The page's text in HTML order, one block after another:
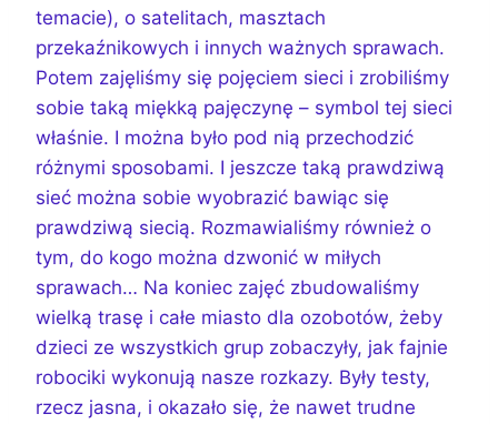
temacie), o satelitach, masztach
przekaźnikowych i innych ważnych sprawach.
Potem zajęliśmy się pojęciem sieci i zrobiliśmy
sobie taką miękką pajęczynę – symbol tej sieci
właśnie. I można było pod nią przechodzić
różnymi sposobami. I jeszcze taką prawdziwą
sieć można sobie wyobrazić bawiąc się
prawdziwą siecią. Rozmawialiśmy również o
tym, do kogo można dzwonić w miłych
sprawach… Na koniec zajęć zbudowaliśmy
wielką trasę i całe miasto dla ozobotów, żeby
dzieci ze wszystkich grup zobaczyły, jak fajnie
robociki wykonują nasze rozkazy. Były testy,
rzecz jasna, i okazało się, że nawet trudne